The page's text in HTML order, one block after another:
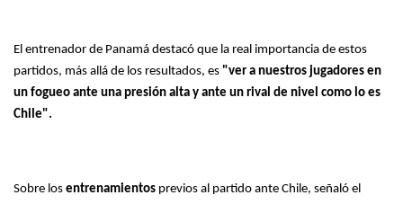
El entrenador de Panamá destacó que la real importancia de estos
partidos, más allá de los resultados, es "ver a nuestros jugadores en
un fogueo ante una presión alta y ante un rival de nivel como lo es
Chile".
Sobre los entrenamientos previos al partido ante Chile, señaló el